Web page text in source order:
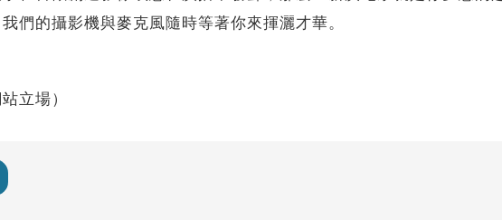
們的攝影機與麥克風隨時等著你來揮灑才華。
立場）